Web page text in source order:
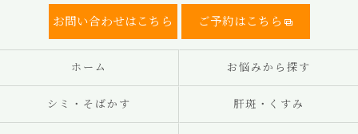
お問い合わせはこちら ご予約はこちら
ホーム お悩みから探す
シミ・そばかす 肝斑・くすみ